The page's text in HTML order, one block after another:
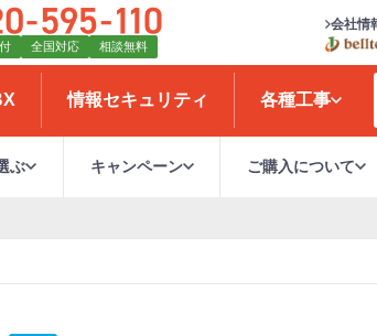
全国対応 相談無料
会社情
情報セキュリティ 各種工事
ぶ キャンペーン ご購入について